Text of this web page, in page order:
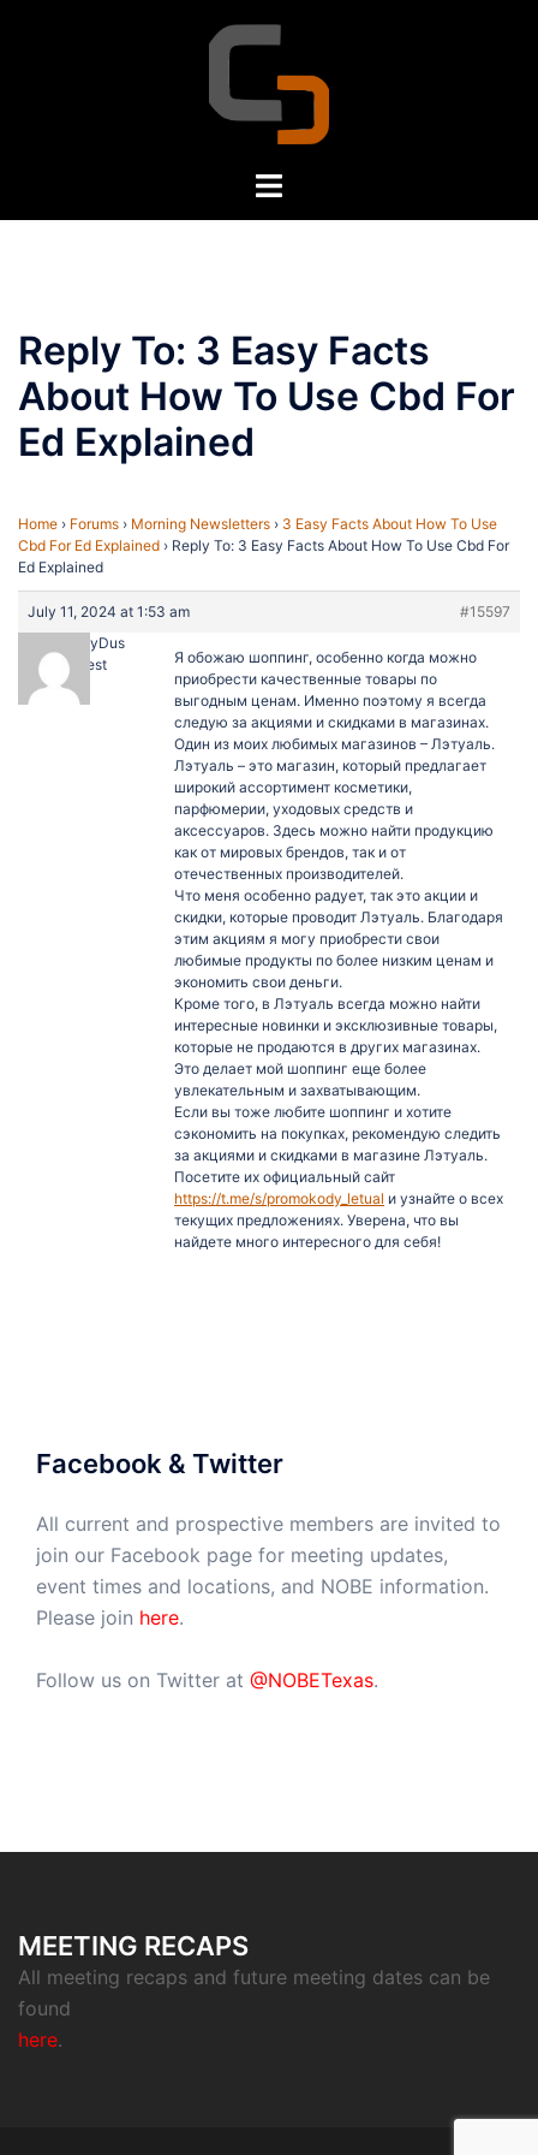
Toggle
Reply To: 3 Easy Facts
About How To Use Cbd For
Ed Explained
Home › Forums › Morning Newsletters › 3 Easy Facts About How To Use
Cbd For Ed Explained › Reply To: 3 Easy Facts About How To Use Cbd For
Ed Explained
July 11, 2024 at 1:53 am
#15597
EvgenmyDus
Guest
Я обожаю шоппинг, особенно когда можно
приобрести качественные товары по
выгодным ценам. Именно поэтому я всегда
следую за акциями и скидками в магазинах.
Один из моих любимых магазинов – Лэтуаль.
Лэтуаль – это магазин, который предлагает
широкий ассортимент косметики,
парфюмерии, уходовых средств и
аксессуаров. Здесь можно найти продукцию
как от мировых брендов, так и от
отечественных производителей.
Что меня особенно радует, так это акции и
скидки, которые проводит Лэтуаль. Благодаря
этим акциям я могу приобрести свои
любимые продукты по более низким ценам и
экономить свои деньги.
Кроме того, в Лэтуаль всегда можно найти
интересные новинки и эксклюзивные товары,
которые не продаются в других магазинах.
Это делает мой шоппинг еще более
увлекательным и захватывающим.
Если вы тоже любите шоппинг и хотите
сэкономить на покупках, рекомендую следить
за акциями и скидками в магазине Лэтуаль.
Посетите их официальный сайт
https://t.me/s/promokody_letual и узнайте о всех
текущих предложениях. Уверена, что вы
найдете много интересного для себя!
Facebook & Twitter
All current and prospective members are invited to
join our Facebook page for meeting updates,
event times and locations, and NOBE information.
Please join here.
Follow us on Twitter at @NOBETexas.
MEETING RECAPS
All meeting recaps and future meeting dates can be
found
here.